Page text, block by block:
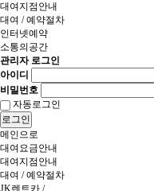
대여지점안내
대여 / 예약절차
인터넷예약
소통의공간
관리자 로그인
아이디
비밀번호
자동로그인
로그인
메인으로
대여요금안내
대여지점안내
대여 / 예약절차
JK렌트카 /